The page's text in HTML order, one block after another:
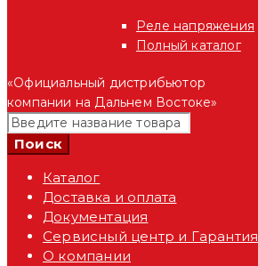
Реле напряжения
Полный каталог
«Официальный дистрибьютор
компании на Дальнем Востоке»
Каталог
Доставка и оплата
Документация
Сервисный центр и Гарантия
О компании